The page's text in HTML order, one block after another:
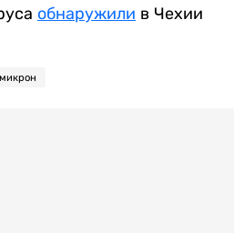
обнаружили в Чехии